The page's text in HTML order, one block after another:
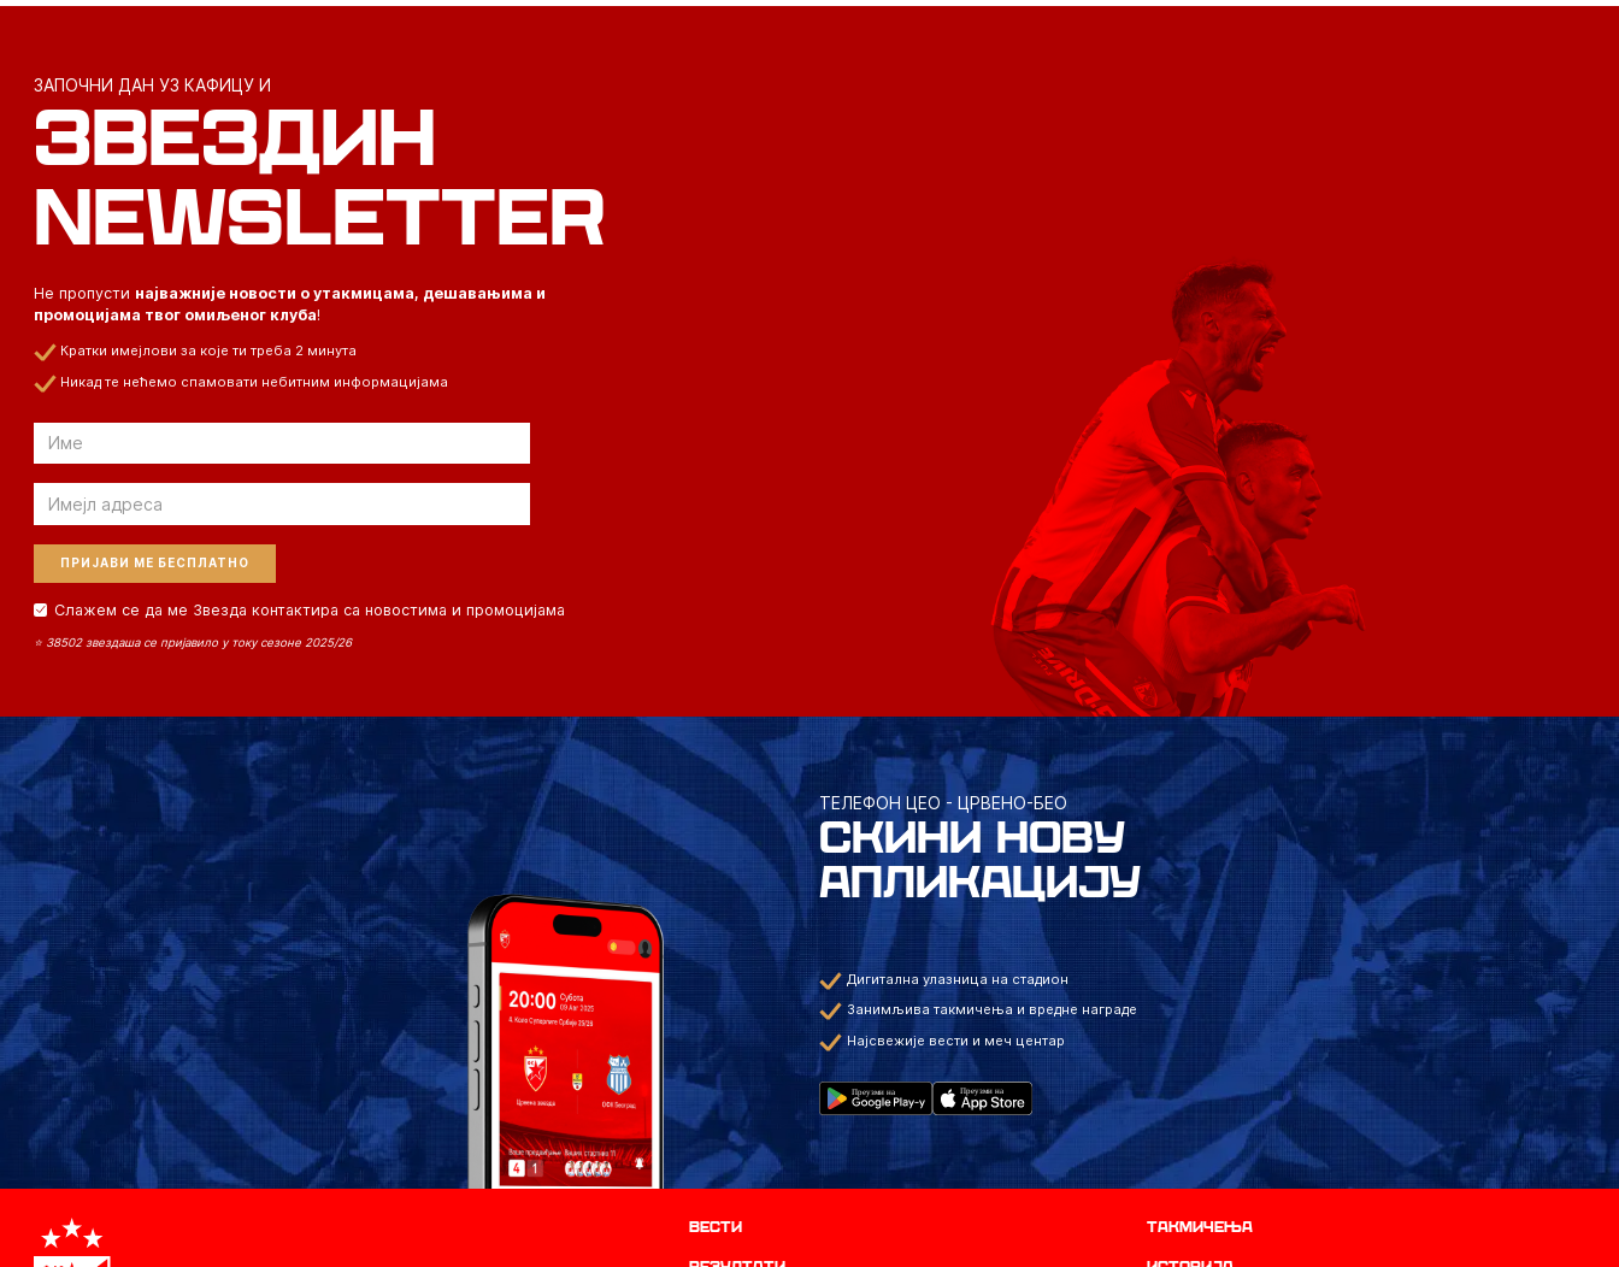
ЗАПОЧНИ ДАН УЗ КАФИЦУ И
ЗВЕЗДИН
NEWSLETTER
Не пропусти најважније новости о утакмицама, дешавањима и
промоцијама твог омиљеног клуба!
Кратки имејлови за које ти треба 2 минута
Никад те нећемо спамовати небитним информацијама
Email
Email
Слажем се да ме Звезда контактира са новостима и промоцијама
⭐ 38502 звездаша се пријавило у току сезоне 2025/26
ТЕЛЕФОН ЦЕО - ЦРВЕНО-БЕО
СКИНИ НОВУ
АПЛИКАЦИЈУ
Дигитална улазница на стадион
Занимљива такмичења и вредне награде
Најсвежије вести и меч центар
Вести Такмичења